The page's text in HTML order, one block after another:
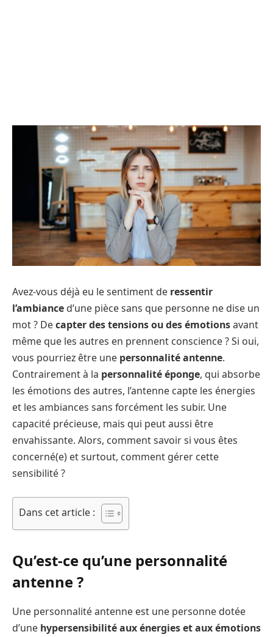
Avez-vous déjà eu le sentiment de ressentir
l’ambiance d’une pièce sans que personne ne dise un
mot ? Decapter des tensions ou des émotionsavant
même que les autres en prennent conscience ? Si oui,
vous pourriez être une personnalité antenne.
Contrairement à la personnalité éponge, qui absorbe
les émotions des autres, l’antenne capte les énergies
et les ambiances sans forcément les subir. Une
capacité précieuse, mais qui peut aussi être
envahissante. Alors, comment savoir si vous êtes
concerné(e) et surtout, comment gérer cette
sensibilité ?
Dans cet article :
Qu’est-ce qu’une personnalité
antenne ?
Une personnalité antenne est une personne dotée
d’une hypersensibilité aux énergies et aux émotions